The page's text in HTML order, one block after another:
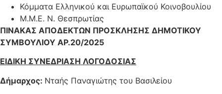
Κόμματα Ελληνικού και Ευρωπαϊκού Κοινοβουλίου
Μ.Μ.Ε. Ν. Θεσπρωτίας
ΠΙΝΑΚΑΣ ΑΠΟΔΕΚΤΩΝ ΠΡΟΣΚΛΗΣΗΣ ΔΗΜΟΤΙΚΟΥ
ΣΥΜΒΟΥΛΙΟΥ ΑΡ.20/2025
ΕΙΔΙΚΗ ΣΥΝΕΔΡΙΑΣΗ ΛΟΓΟΔΟΣΙΑΣ
Δήμαρχος: Νταής Παναγιώτης του Βασιλείου